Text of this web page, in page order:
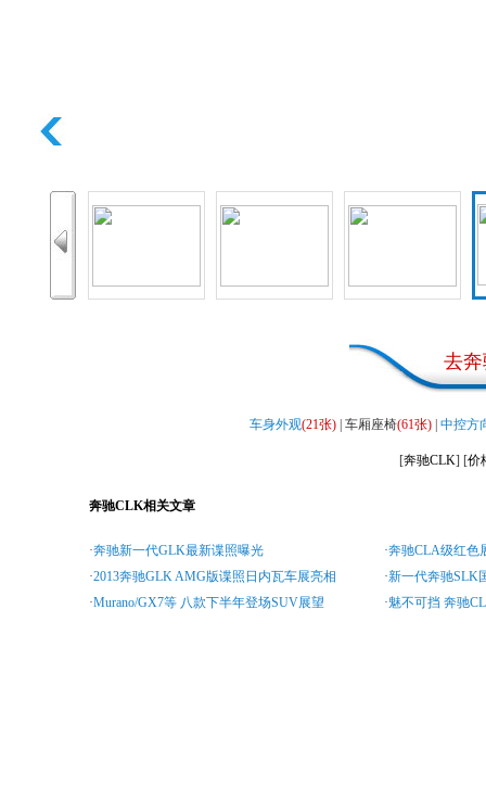
去
车身外观(21张) | 车厢座椅(61张) 中控方
[奔驰CLK] [价
奔驰CLK相关文章
·奔驰新一代GLK最新谍照曝光 ·奔驰CLA级红色
·2013奔驰GLK AMG版谍照日内瓦车展亮相 ·新一代奔驰SLK
·Murano/GX7等 八款下半年登场SUV展望 ·魅不可挡 奔驰